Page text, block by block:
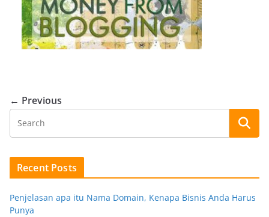
← Previous
Recent Posts
Penjelasan apa itu Nama Domain, Kenapa Bisnis Anda Harus
Punya